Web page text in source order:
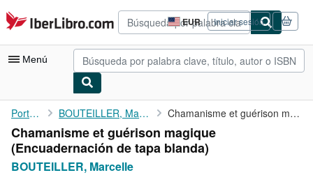
Pasar al contenido principal
IberLibro.com EUR
Preferencias
de
compra
del
Iniciar sesión
Menú
Mi cuenta
Consultar mis pedidos
Búsqueda avanzada
Portada BOUTEILLER, Marcelle Chamanisme et guérison magique
Chamanisme et guérison magique
(Encuadernación de tapa blanda)
BOUTEILLER, Marcelle